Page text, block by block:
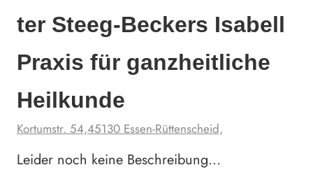
ter Steeg-Beckers Isabell
Praxis für ganzheitliche
Heilkunde
Kortumstr. 54,45130 Essen-Rüttenscheid,
Leider noch keine Beschreibung…